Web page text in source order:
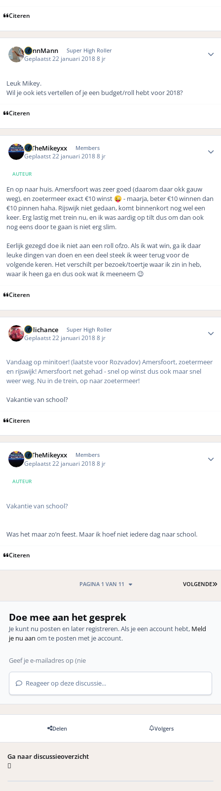
Citeren
DennMann Super High Roller
Geplaatst 22 januari 20188 jr
Leuk Mikey.
Wil je ook iets vertellen of je een budget/roll hebt voor 2018?
Citeren
xxTheMikeyxx Members
Geplaatst 22 januari 20188 jr
AUTEUR
En op naar huis. Amersfoort was zeer goed (daarom daar okk gauw
weg), en zoetermeer exact €10 winst 😜 - maarja, beter €10 winnen dan
€10 pinnen haha. Rijswijk niet gedaan, komt binnenkort nog wel een
keer. Erg lastig met trein nu, en ik was aardig op tilt dus om dan ook
nog eens door te gaan is niet erg slim.
Eerlijk gezegd doe ik niet aan een roll ofzo. Als ik wat win, ga ik daar
leuke dingen van doen en een deel steek ik weer terug voor de
volgende keren. Het verschilt per bezoek/toertje waar ik zin in heb,
waar ik heen ga en dus ook wat ik meeneem 😉
Citeren
Hillichance Super High Roller
Geplaatst 22 januari 20188 jr
Vandaag op minitoer! (laatste voor Rozvadov) Amersfoort, zoetermeer
en rijswijk! Amersfoort net gehad - snel op winst dus ook maar snel
weer weg. Nu in de trein, op naar zoetermeer!
Vakantie van school?
Citeren
xxTheMikeyxx Members
Geplaatst 22 januari 20188 jr
AUTEUR
Vakantie van school?
Was het maar zo’n feest. Maar ik hoef niet iedere dag naar school.
Citeren
VOLGENDE
PAGINA 1 VAN 11
Doe mee aan het gesprek
Je kunt nu posten en later registreren. Als je een account hebt, Meld
je nu aan om te posten met je account.
Reageer op deze discussie...
Delen Volgers
Ga naar discussieoverzicht